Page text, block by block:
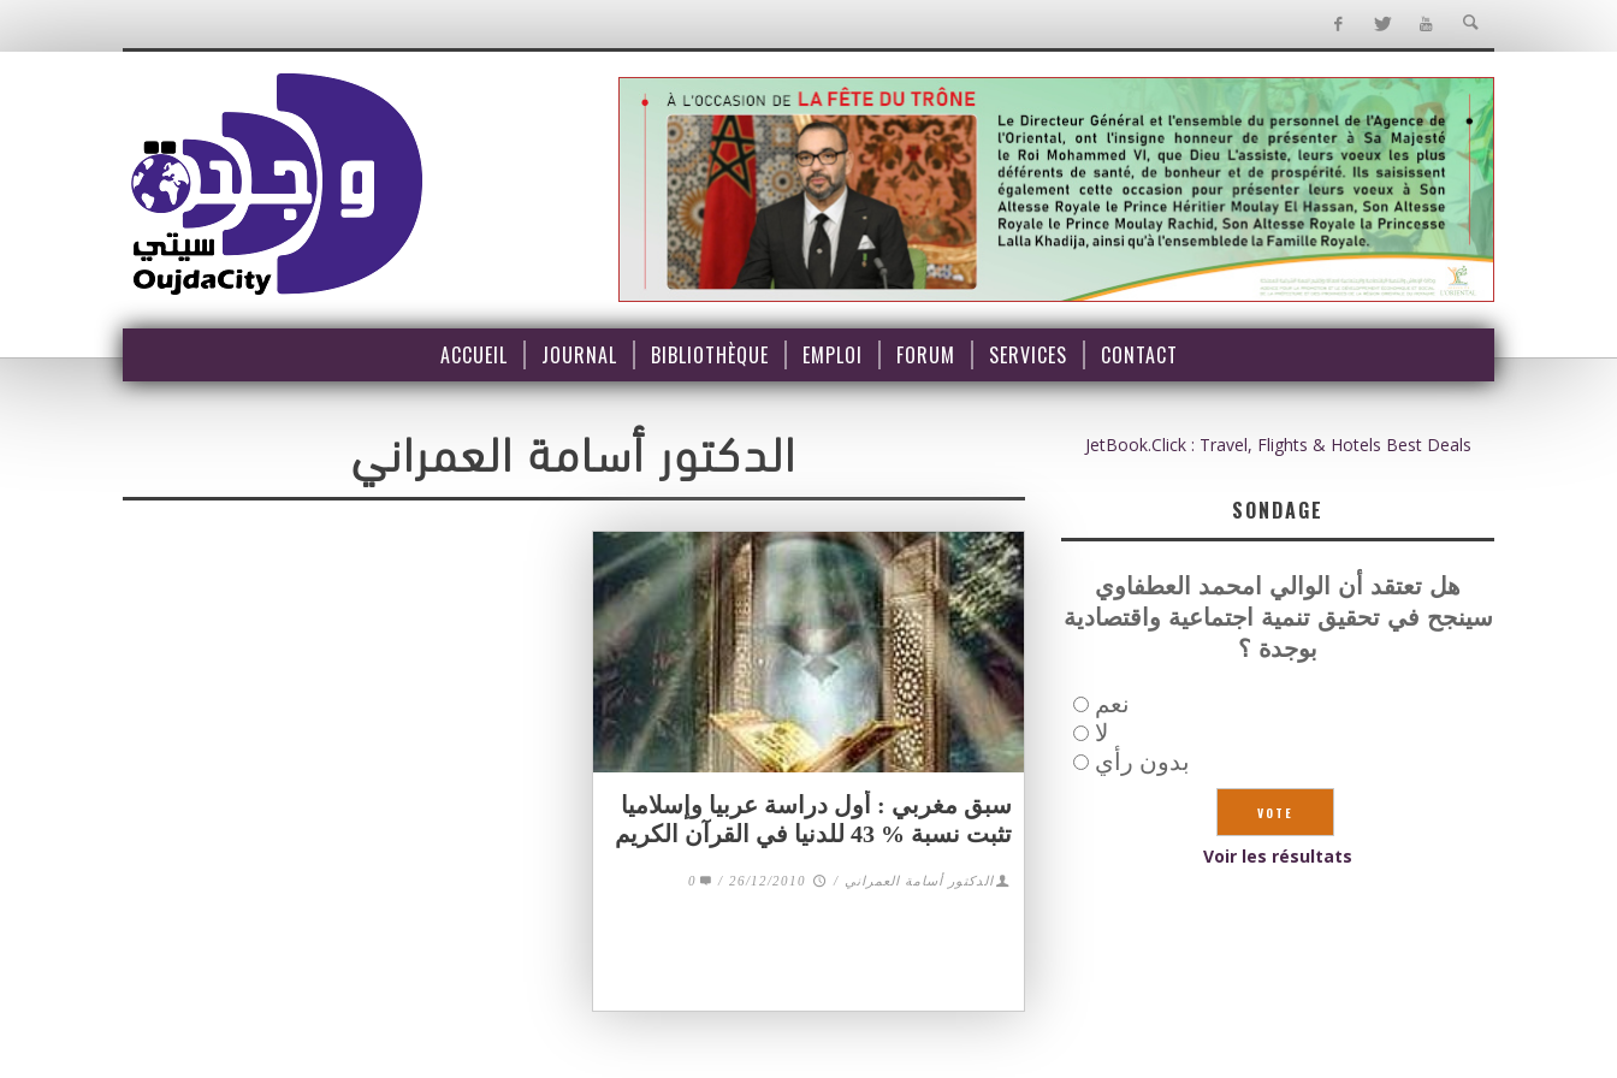
ACCUEIL JOURNAL BIBLIOTHÈQUE EMPLOI FORUM SERVICES CONTACT
الدكتور أسامة العمراني
سبق مغربي : أول دراسة عربيا وإسلاميا
تثبت نسبة % 43 للدنيا في القرآن الكريم
الدكتور أسامة العمراني /
26/12/2010
/
0
JetBook.Click : Travel, Flights & Hotels Best Deals
SONDAGE
هل تعتقد أن الوالي امحمد العطفاوي
سينجح في تحقيق تنمية اجتماعية واقتصادية
بوجدة ؟
نعم
لا
بدون رأي
Voir les résultats